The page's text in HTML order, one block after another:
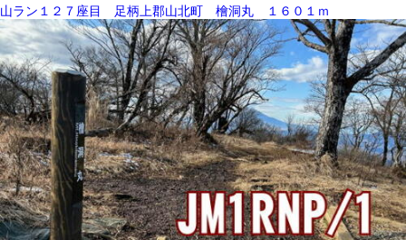
山ラン１２７座目 足柄上郡山北町 檜洞丸 １６０１ｍ